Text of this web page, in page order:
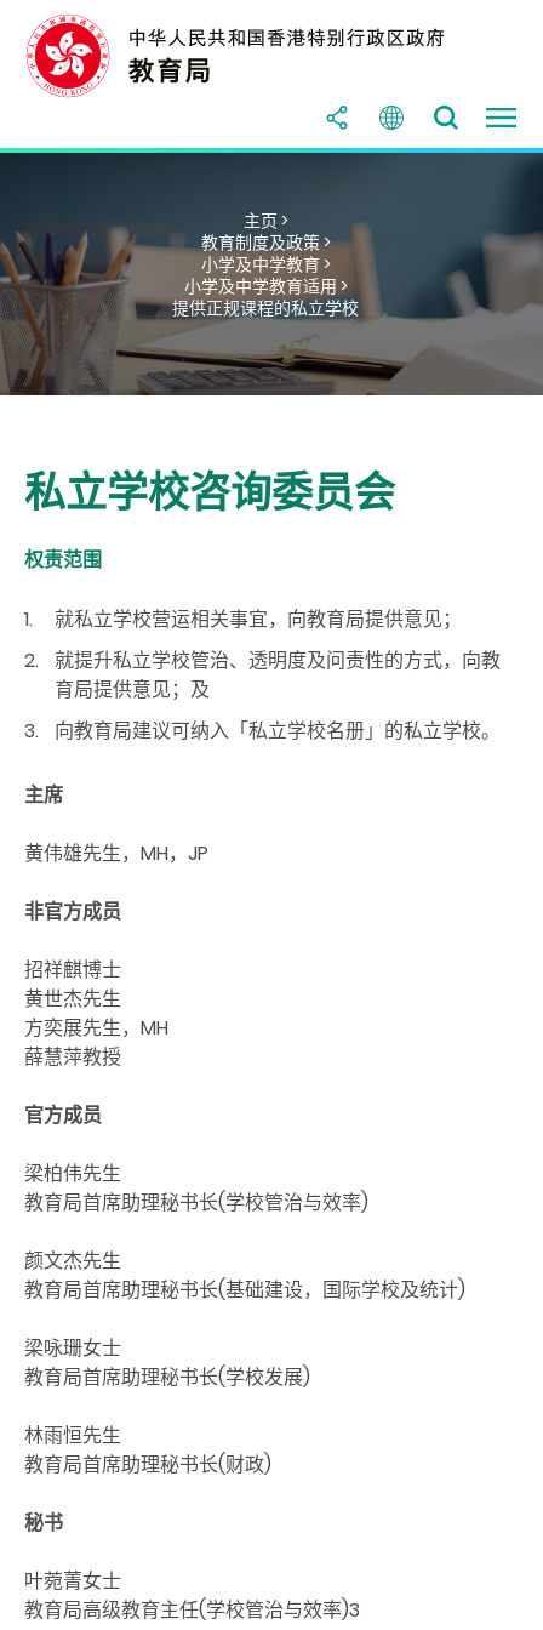
主页 >
教育制度及政策 >
小学及中学教育 >
小学及中学教育适用 >
提供正规课程的私立学校
私立学校咨询委员会
权责范围
就私立学校营运相关事宜，向教育局提供意见；
就提升私立学校管治、透明度及问责性的方式，向教
育局提供意见；及
向教育局建议可纳入「私立学校名册」的私立学校。
主席
黄伟雄先生，MH，JP
非官方成员
招祥麒博士
黄世杰先生
方奕展先生，MH
薛慧萍教授
官方成员
梁柏伟先生
教育局首席助理秘书长(学校管治与效率)
颜文杰先生
教育局首席助理秘书长(基础建设，国际学校及统计)
梁咏珊女士
教育局首席助理秘书长(学校发展)
林雨恒先生
教育局首席助理秘书长(财政)
秘书
叶菀菁女士
教育局高级教育主任(学校管治与效率)3